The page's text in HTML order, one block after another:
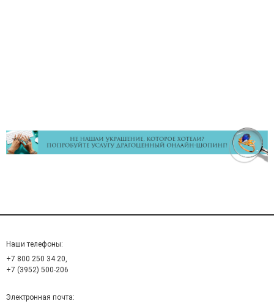
Наши телефоны:
+7 800 250 34 20,
+7 (3952) 500-206
Электронная почта: